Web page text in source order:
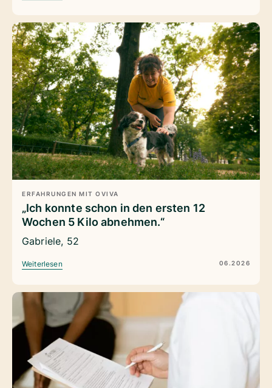
ERFAHRUNGEN MIT OVIVA
„Ich konnte schon in den ersten 12
Wochen 5 Kilo abnehmen.“
Gabriele, 52
Weiterlesen 06.2026